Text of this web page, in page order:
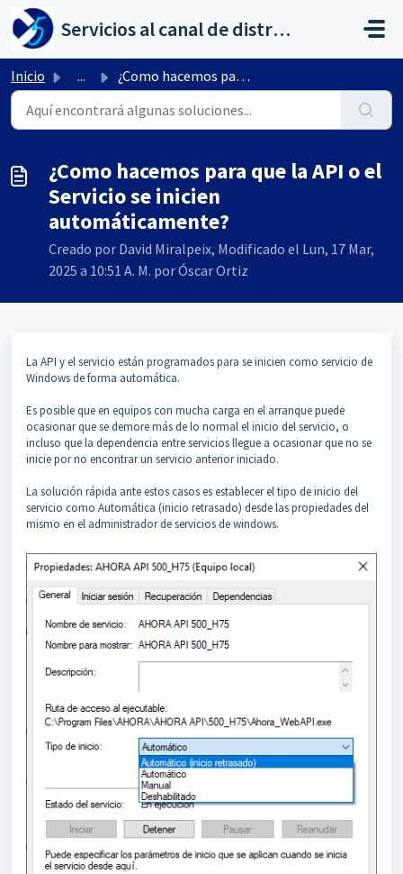
Saltar al contenido principal
Servicios al canal de distribución de AHORA
Inicio ... ¿Como hacemos para que la API o el Servicio se inicien au...
¿Como hacemos para que la API o el
Servicio se inicien
automáticamente?
Creado por David Miralpeix, Modificado el Lun, 17 Mar,
2025 a 10:51 A. M. por Óscar Ortiz
La API y el servicio están programados para se inicien como servicio de
Windows de forma automática.
Es posible que en equipos con mucha carga en el arranque puede
ocasionar que se demore más de lo normal el inicio del servicio, o
incluso que la dependencia entre servicios llegue a ocasionar que no se
inicie por no encontrar un servicio anterior iniciado.
La solución rápida ante estos casos es establecer el tipo de inicio del
servicio como Automática (inicio retrasado) desde las propiedades del
mismo en el administrador de servicios de windows.